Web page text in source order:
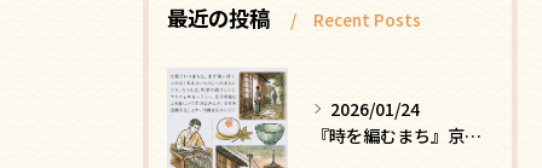
最近の投稿 Recent Posts
2026/01/24
『時を編むまち』京都ー日常にひそむ、静かな贅沢